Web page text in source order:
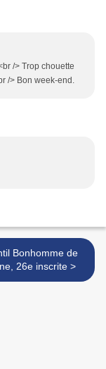
/> Trop chouette
/> Bon week-end.
Bonhomme de
Maryline, 26e inscrite >